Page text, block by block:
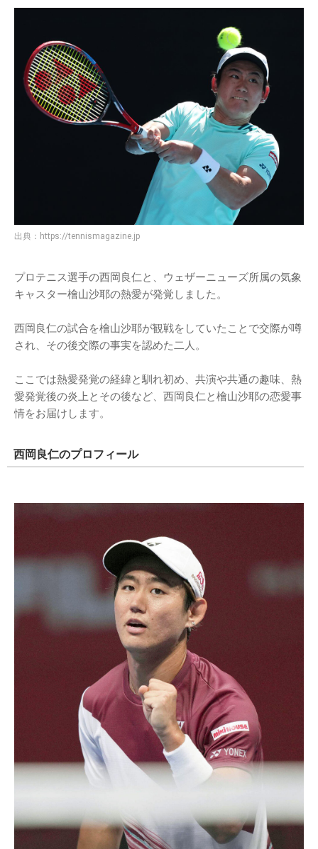
出典： https://tennismagazine.jp
プロテニス選手の西岡良仁と、ウェザーニューズ所属の気象
キャスター檜山沙耶の熱愛が発覚しました。
西岡良仁の試合を檜山沙耶が観戦をしていたことで交際が噂
され、その後交際の事実を認めた二人。
ここでは熱愛発覚の経緯と馴れ初め、共演や共通の趣味、熱
愛発覚後の炎上とその後など、西岡良仁と檜山沙耶の恋愛事
情をお届けします。
西岡良仁のプロフィール